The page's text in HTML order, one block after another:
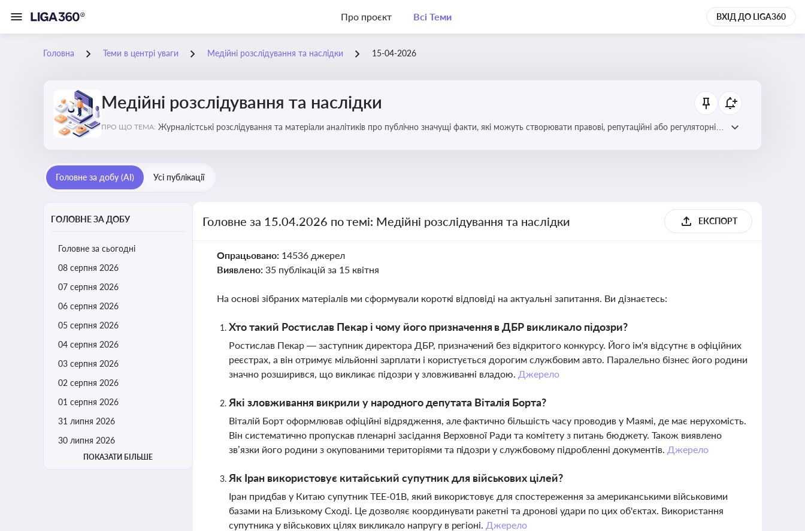
Про проєкт Всі Теми ВХІД ДО LIGA360
Головна Теми в центрі уваги Медійні розслідування та наслідки 15-04-2026
Медійні розслідування та наслідки
ПРО ЩО ТЕМА: Журналістські розслідування та матеріали аналітиків про публічно значущі факти, які можуть створювати правові, репутаційні або регуляторні
Головне за добу (AI) Усі публікації
ГОЛОВНЕ ЗА ДОБУ
Головне за сьогодні
08 серпня 2026
07 серпня 2026
06 серпня 2026
05 серпня 2026
04 серпня 2026
03 серпня 2026
02 серпня 2026
01 серпня 2026
31 липня 2026
30 липня 2026
ПОКАЗАТИ БІЛЬШЕ
Головне за 15.04.2026 по темі: Медійні розслідування та наслідки ЕКСПОРТ
Опрацьовано: 14536 джерел
Виявлено: 35 публікацій за 15 квітня
На основі зібраних матеріалів ми сформували короткі відповіді на актуальні запитання. Ви дізнаєтесь:
Хто такий Ростислав Пекар і чому його призначення в ДБР викликало підозри?
Ростислав Пекар — заступник директора ДБР, призначений без відкритого конкурсу. Його ім'я відсутнє в офіційних
реєстрах, а він отримує мільйонні зарплати і користується дорогим службовим авто. Паралельно бізнес його родини
значно розширився, що викликає підозри у зловживанні владою. Джерело
Які зловживання викрили у народного депутата Віталія Борта?
Віталій Борт оформлював офіційні відрядження, але фактично більшість часу проводив у Маямі, де має нерухомість.
Він систематично пропускав пленарні засідання Верховної Ради та комітету з питань бюджету. Також виявлено
зв’язки його родини з окупованими територіями та підозри у службовому підробленні документів. Джерело
Як Іран використовує китайський супутник для військових цілей?
Іран придбав у Китаю супутник TEE-01B, який використовує для спостереження за американськими військовими
базами на Близькому Сході. Це дозволяє координувати ракетні та дронові удари по цих об'єктах. Використання
супутника у військових цілях викликало напругу в регіоні. Джерело